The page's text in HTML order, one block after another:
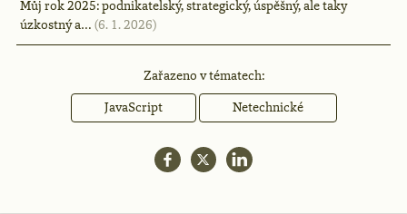
Můj rok 2025: podnikatelský, strategický, úspěšný, ale taky
úzkostný a… (6. 1. 2026)
Zařazeno v tématech:
JavaScript
Netechnické